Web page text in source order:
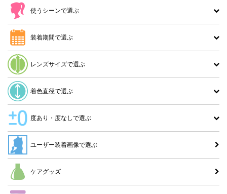
使うシーンで選ぶ
装着期間で選ぶ
レンズサイズで選ぶ
着色直径で選ぶ
度あり・度なしで選ぶ
ユーザー装着画像で選ぶ
ケアグッズ